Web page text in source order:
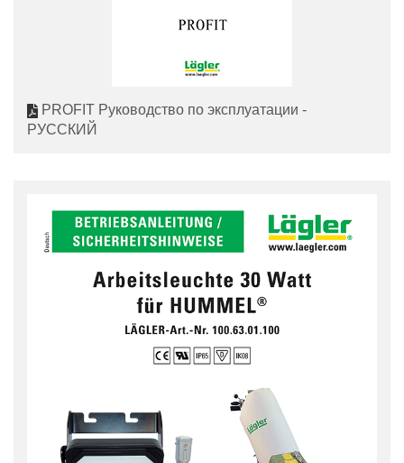
PROFIT Руководство по эксплуатации -
РУССКИЙ